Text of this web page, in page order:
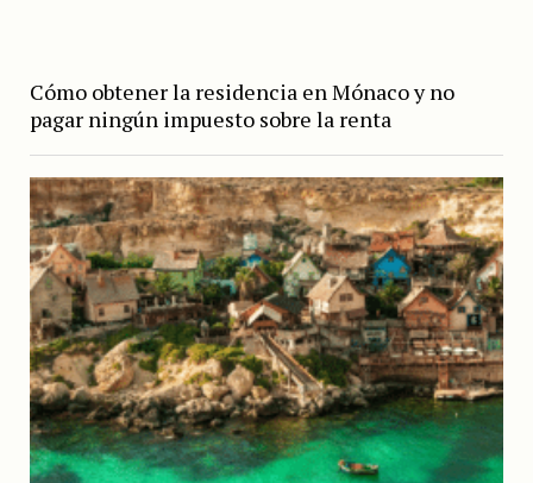
Cómo obtener la residencia en Mónaco y no
pagar ningún impuesto sobre la renta